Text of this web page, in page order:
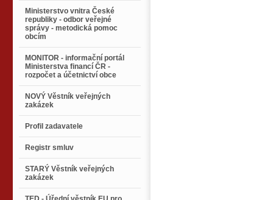
Ministerstvo vnitra České
republiky - odbor veřejné
správy - metodická pomoc
obcím
MONITOR - informační portál
Ministerstva financí ČR -
rozpočet a účetnictví obce
NOVÝ Věstník veřejných
zakázek
Profil zadavatele
Registr smluv
STARÝ Věstník veřejných
zakázek